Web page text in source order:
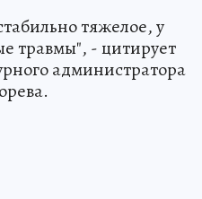
тяжелое, у
травмы", - цитирует
администратора